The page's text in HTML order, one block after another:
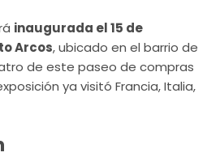
inaugurada el 15 de
Arcos, ubicado en el barrio de
de este paseo de compras
ya visitó Francia, Italia,